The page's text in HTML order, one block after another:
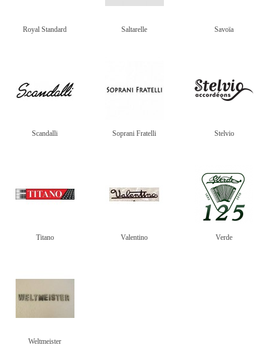
Royal Standard Saltarelle Savoïa
Scandalli Soprani Fratelli Stelvio
Titano Valentino Verde
Weltmeister